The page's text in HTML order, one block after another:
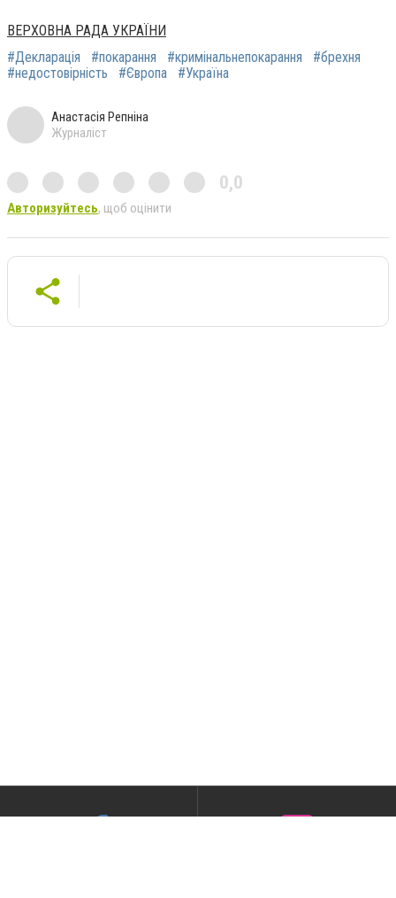
ВЕРХОВНА РАДА УКРАЇНИ
#Декларація
#покарання #кримінальнепокарання
#брехня
#недостовірність
#Європа #Україна
Анастасія Репніна
Журналіст
0,0
Авторизуйтесь, щоб оцінити